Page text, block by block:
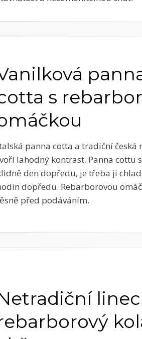
s
panna cotta a tradiční česká
lahodný kontrast. Panna cottu
den dopředu, je třeba ji
dopředu. Rebarborovou
před podáváním.